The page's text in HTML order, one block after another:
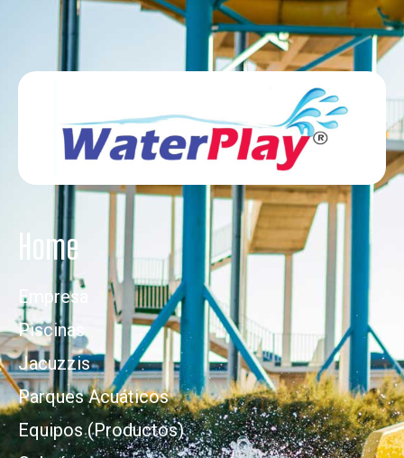
Home
Empresa
Piscinas
Jacuzzis
Parques Acuáticos
Equipos (Productos)